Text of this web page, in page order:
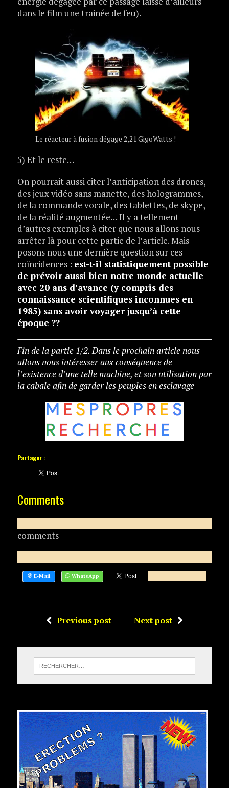
dans le film une trainée de feu).
Le réacteur à fusion dégage 2,21 GigoWatts !
5) Et le reste…
On pourrait aussi citer l’anticipation des drones,
des jeux vidéo sans manette, des hologrammes,
de la commande vocale, des tablettes, de skype,
de la réalité augmentée… Il y a tellement
d’autres exemples à citer que nous allons nous
arrêter là pour cette partie de l’article. Mais
posons nous une dernière question sur ces
coïncidences : est-t-il statistiquement possible
de prévoir aussi bien notre monde actuelle
avec 20 ans d’avance (y compris des
connaissance scientifiques inconnues en
1985) sans avoir voyager jusqu’à cette
époque ??
Fin de la partie 1/2. Dans le prochain article nous
allons nous intéresser aux conséquence de
l’existence d’une telle machine, et son utilisation par
la cabale afin de garder les peuples en esclavage
Partager :
Comments
comments
Previous post Next post